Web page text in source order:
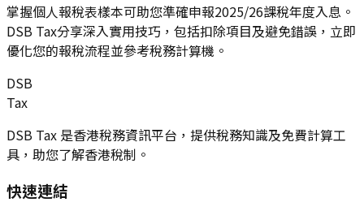
掌握個人報稅表樣本可助您準確申報2025/26課稅年度入息。
DSB Tax分享深入實用技巧，包括扣除項目及避免錯誤，立即
優化您的報稅流程並參考稅務計算機。
DSB
Tax
DSB Tax 是香港稅務資訊平台，提供稅務知識及免費計算工
具，助您了解香港稅制。
快速連結